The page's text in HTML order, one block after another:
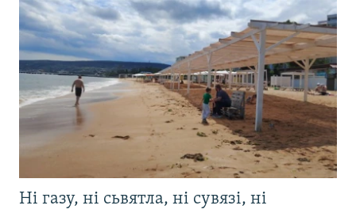
Ні газу, ні сьвятла, ні сувязі, ні